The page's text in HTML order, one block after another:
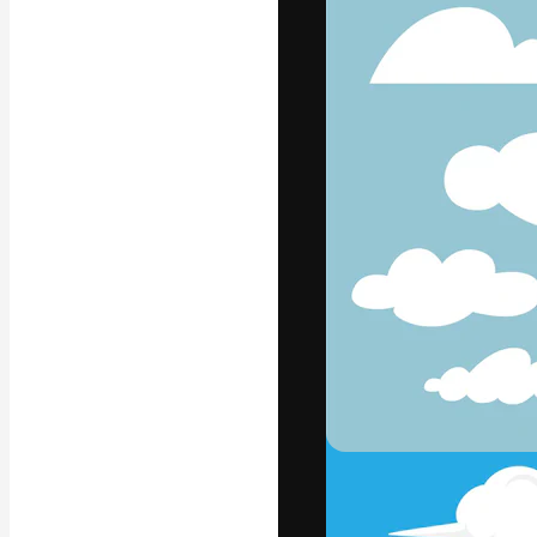
La plateforme
vos meilleurs
d’abonnés :
Copyright © 2010-